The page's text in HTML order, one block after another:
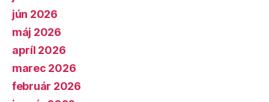
jún 2026
máj 2026
apríl 2026
marec 2026
február 2026